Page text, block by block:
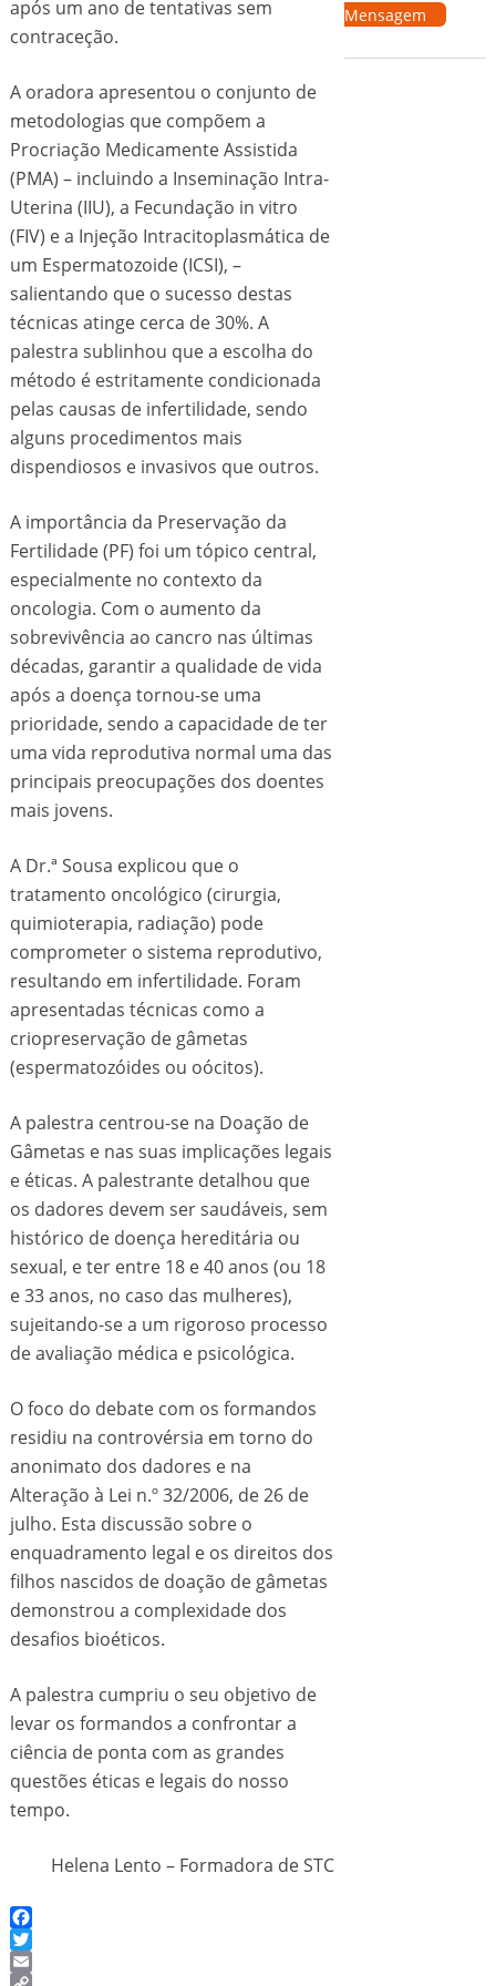
após um ano de tentativas sem
contraceção.
A oradora apresentou o conjunto de
metodologias que compõem a
Procriação Medicamente Assistida
(PMA) – incluindo a Inseminação Intra-
Uterina (IIU), a Fecundação in vitro
(FIV) e a Injeção Intracitoplasmática de
um Espermatozoide (ICSI), –
salientando que o sucesso destas
técnicas atinge cerca de 30%. A
palestra sublinhou que a escolha do
método é estritamente condicionada
pelas causas de infertilidade, sendo
alguns procedimentos mais
dispendiosos e invasivos que outros.
A importância da Preservação da
Fertilidade (PF) foi um tópico central,
especialmente no contexto da
oncologia. Com o aumento da
sobrevivência ao cancro nas últimas
décadas, garantir a qualidade de vida
após a doença tornou-se uma
prioridade, sendo a capacidade de ter
uma vida reprodutiva normal uma das
principais preocupações dos doentes
mais jovens.
A Dr.ª Sousa explicou que o
tratamento oncológico (cirurgia,
quimioterapia, radiação) pode
comprometer o sistema reprodutivo,
resultando em infertilidade. Foram
apresentadas técnicas como a
criopreservação de gâmetas
(espermatozóides ou oócitos).
A palestra centrou-se na Doação de
Gâmetas e nas suas implicações legais
e éticas. A palestrante detalhou que
os dadores devem ser saudáveis, sem
histórico de doença hereditária ou
sexual, e ter entre 18 e 40 anos (ou 18
e 33 anos, no caso das mulheres),
sujeitando-se a um rigoroso processo
de avaliação médica e psicológica.
O foco do debate com os formandos
residiu na controvérsia em torno do
anonimato dos dadores e na
Alteração à Lei n.º 32/2006, de 26 de
julho. Esta discussão sobre o
enquadramento legal e os direitos dos
filhos nascidos de doação de gâmetas
demonstrou a complexidade dos
desafios bioéticos.
A palestra cumpriu o seu objetivo de
levar os formandos a confrontar a
ciência de ponta com as grandes
questões éticas e legais do nosso
tempo.
Helena Lento – Formadora de STC
Facebook
Twitter
Mensagem